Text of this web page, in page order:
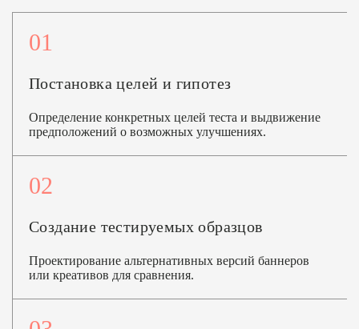
01
Постановка целей и гипотез
Определение конкретных целей теста и выдвижение
предположений о возможных улучшениях.
02
Создание тестируемых образцов
Проектирование альтернативных версий баннеров
или креативов для сравнения.